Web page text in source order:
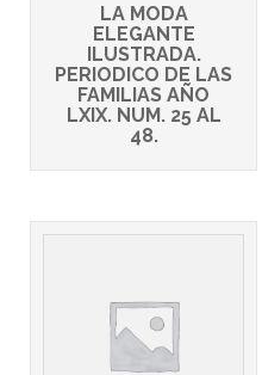
LA MODA
ELEGANTE
ILUSTRADA.
PERIODICO DE LAS
FAMILIAS AÑO
LXIX. NUM. 25 AL
48.